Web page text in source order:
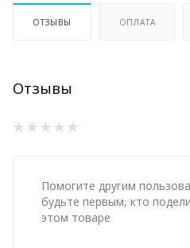
ОТЗЫВЫ ОПЛАТА
Отзывы
Помогите другим
будьте первым, кто
этом товаре